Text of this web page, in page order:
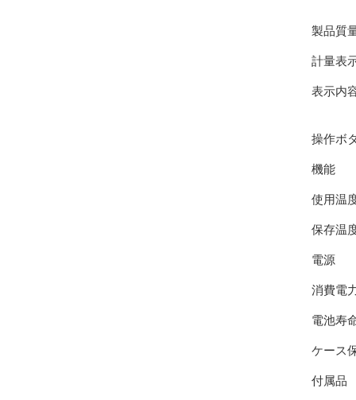
製品質
計量表
表示内
操作ボ
機能
使用温
保存温
電源
消費電
電池
ケース
付属品